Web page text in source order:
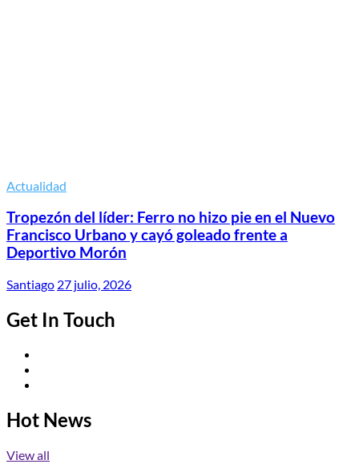
Actualidad
Tropezón del líder: Ferro no hizo pie en el Nuevo
Francisco Urbano y cayó goleado frente a
Deportivo Morón
Santiago 27 julio, 2026
Get In Touch
Hot News
View all